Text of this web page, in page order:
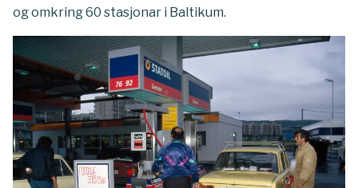
og omkring 60 stasjonar i Baltikum.